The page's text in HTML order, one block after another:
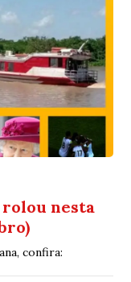
rolou nesta
confira: